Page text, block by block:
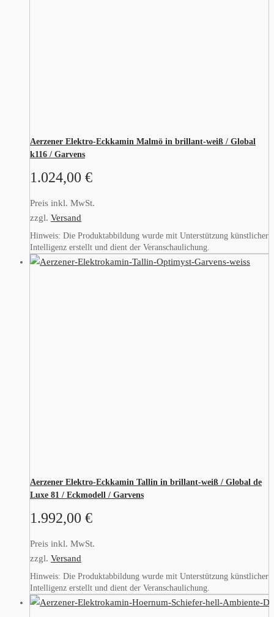
Aerzener Elektro-Eckkamin Malmö in brillant-weiß / Global
k116 / Garvens
1.024,00 €
Preis inkl. MwSt.
zzgl. Versand
Hinweis: Die Produktabbildung wurde mit Unterstützung künstlicher
Intelligenz erstellt und dient der Veranschaulichung.
Aerzener Elektro-Eckkamin Tallin in brillant-weiß / Global de
Luxe 81 / Eckmodell / Garvens
1.992,00 €
Preis inkl. MwSt.
zzgl. Versand
Hinweis: Die Produktabbildung wurde mit Unterstützung künstlicher
Intelligenz erstellt und dient der Veranschaulichung.